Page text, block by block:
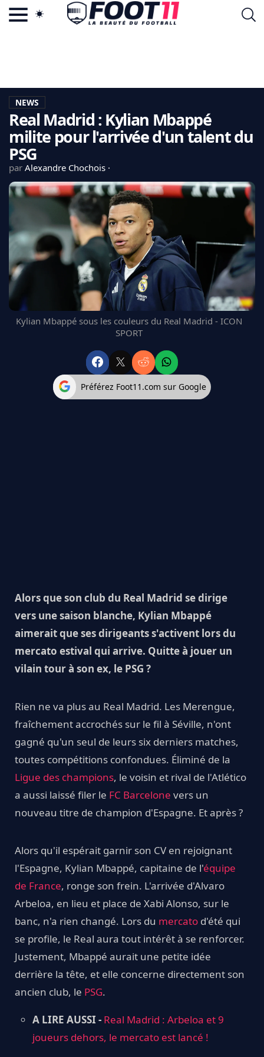
LA CHARTE
VIE PRIVÉE
CGU
CONTACTEZ-NOUS
MERCATO
PSG
LIGUE 1
REAL MADRID
FC BARCELONE
MANCHESTER UNITED
CHELSEA
ARSENAL
NEWS
Real Madrid : Kylian Mbappé
milite pour l'arrivée d'un talent du
PSG
par Alexandre Chochois
Kylian Mbappé sous les couleurs du Real Madrid - ICON
SPORT
Préférez Foot11.com sur Google
Alors que son club du Real Madrid se dirige
vers une saison blanche, Kylian Mbappé
aimerait que ses dirigeants s'activent lors du
mercato estival qui arrive. Quitte à jouer un
vilain tour à son ex, le PSG ?
Rien ne va plus au Real Madrid. Les Merengue,
fraîchement accrochés sur le fil à Séville, n'ont
gagné qu'un seul de leurs six derniers matches,
toutes compétitions confondues. Éliminé de la
Ligue des champions, le voisin et rival de l'Atlético
a aussi laissé filer le FC Barcelone vers un
nouveau titre de champion d'Espagne. Et après ?
Alors qu'il espérait garnir son CV en rejoignant
l'Espagne, Kylian Mbappé, capitaine de l'équipe
de France, ronge son frein. L'arrivée d'Alvaro
Arbeloa, en lieu et place de Xabi Alonso, sur le
banc, n'a rien changé. Lors du mercato d'été qui
se profile, le Real aura tout intérêt à se renforcer.
Justement, Mbappé aurait une petite idée
derrière la tête, et elle concerne directement son
ancien club, le PSG.
A LIRE AUSSI - Real Madrid : Arbeloa et 9
joueurs dehors, le mercato est lancé !